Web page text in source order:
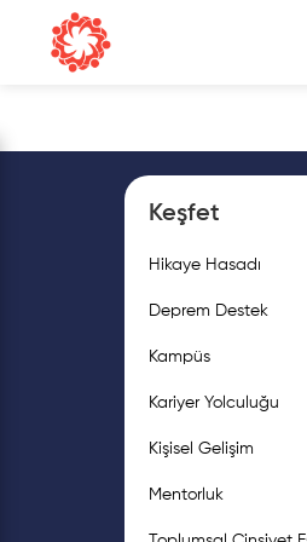
Keşfet
Hikaye Hasadı
Deprem Destek
Kampüs
Kariyer Yolculuğu
Kişisel Gelişim
Mentorluk